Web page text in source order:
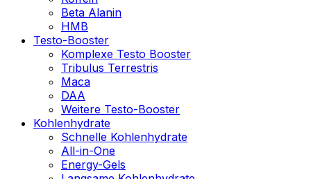
Beta Alanin
HMB
Testo-Booster
Komplexe Testo Booster
Tribulus Terrestris
Maca
DAA
Weitere Testo-Booster
Kohlenhydrate
Schnelle Kohlenhydrate
All-in-One
Energy-Gels